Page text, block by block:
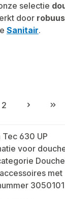
selectie
door
Sanitair.
Pagina
2